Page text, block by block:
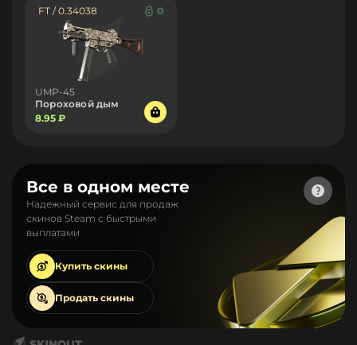
FT / 0.34038 0
UMP-45
Пороховой дым
8.95 ₽
Все в одном месте
Надежный сервис для продаж
скинов Steam с быстрыми
выплатами
Купить скины
Продать скины